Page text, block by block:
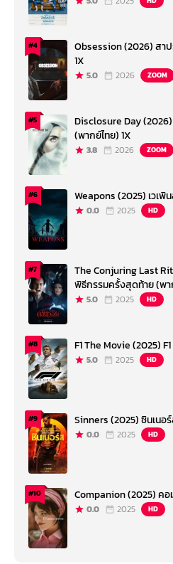
#4
Obsession (2026) สา
1X
5.0 2026 ZOOM
#5
Disclosure Day (2026)
(พากย์ไทย) 1X
3.8 2026 ZOOM
#6 Weapons (2025) เวเพิ
0.0 2025 HD
#7
The Conjuring Last
พิธีกรรมครั้งสุดท้าย (พา
5.0 2025 HD
#8 F1 The Movie (2025)
5.0 2025 HD
#9 Sinners (2025) ซินเนอ
0.0 2025 HD
#10 Companion (2025) ค
0.0 2025 HD